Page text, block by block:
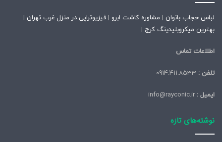
لباس حجاب بانوان | مشاوره کاشت ابرو | فیزیوتراپی در منزل غرب تهران |
بهترین میکروبلیدینگ کرج |
اطلاعات تماس
تلفن :
ایمیل :
نوشته‌های تازه